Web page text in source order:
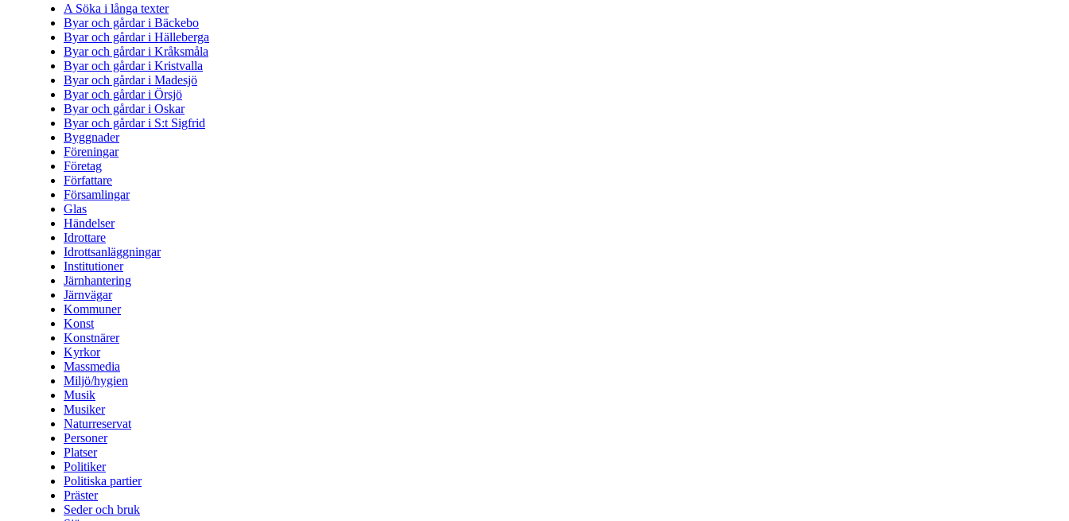
A Söka i långa texter
Byar och gårdar i Bäckebo
Byar och gårdar i Hälleberga
Byar och gårdar i Kråksmåla
Byar och gårdar i Kristvalla
Byar och gårdar i Madesjö
Byar och gårdar i Örsjö
Byar och gårdar i Oskar
Byar och gårdar i S:t Sigfrid
Byggnader
Föreningar
Företag
Författare
Församlingar
Glas
Händelser
Idrottare
Idrottsanläggningar
Institutioner
Järnhantering
Järnvägar
Kommuner
Konst
Konstnärer
Kyrkor
Massmedia
Miljö/hygien
Musik
Musiker
Naturreservat
Personer
Platser
Politiker
Politiska partier
Präster
Seder och bruk